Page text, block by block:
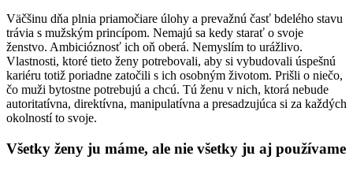
Väčšinu dňa plnia priamočiare úlohy a prevažnú časť bdelého stavu
trávia s mužským princípom. Nemajú sa kedy starať o svoje
ženstvo. Ambicióznosť ich oň oberá. Nemyslím to urážlivo.
Vlastnosti, ktoré tieto ženy potrebovali, aby si vybudovali úspešnú
kariéru totiž poriadne zatočili s ich osobným životom. Prišli o niečo,
čo muži bytostne potrebujú a chcú. Tú ženu v nich, ktorá nebude
autoritatívna, direktívna, manipulatívna a presadzujúca si za každých
okolností to svoje.
Všetky ženy ju máme, ale nie všetky ju aj používame